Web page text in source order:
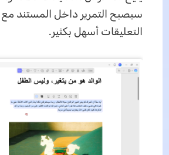
سيصبح التمرير داخل المستند مع
التعليقات أسهل بكثير.